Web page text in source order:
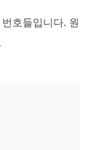
호들입니다. 원